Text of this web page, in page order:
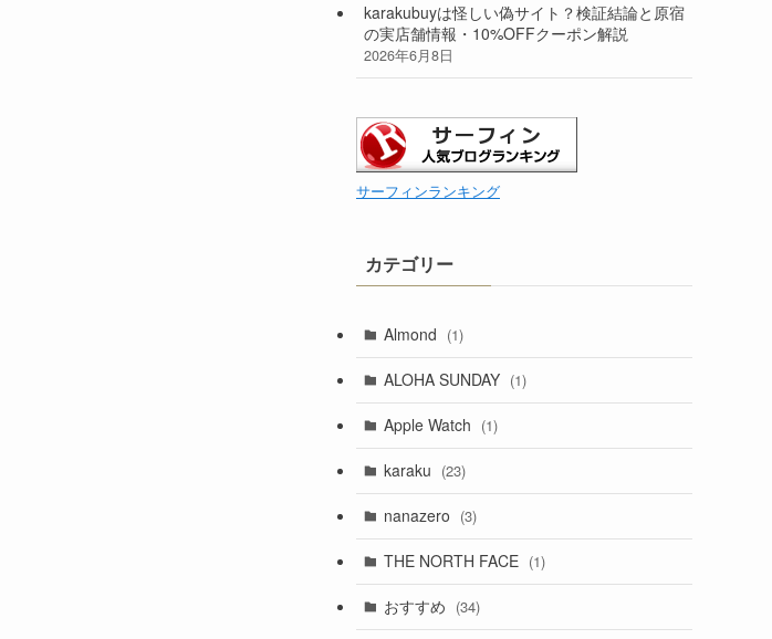
karakubuyは怪しい偽サイト？検証結論と原宿
の実店舗情報・10%OFFクーポン解説
2026年6月8日
サーフィンランキング
カテゴリー
Almond (1)
ALOHA SUNDAY (1)
Apple Watch (1)
karaku (23)
nanazero (3)
THE NORTH FACE (1)
おすすめ (34)